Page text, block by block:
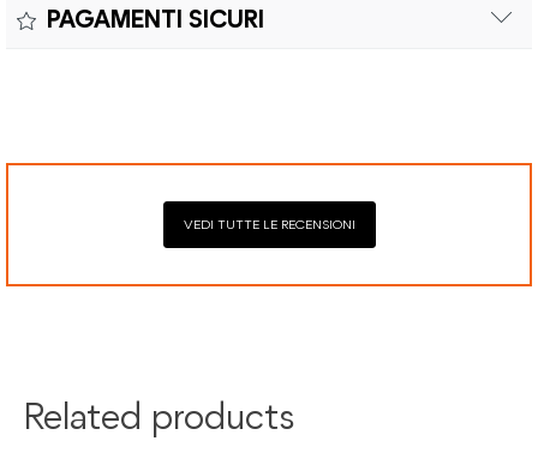
sostituzioni senza costi aggiuntivi.
spedizione e oneri doganali a carico del cliente.
PAGAMENTI SICURI
VEDI TUTTE LE RECENSIONI
Related products